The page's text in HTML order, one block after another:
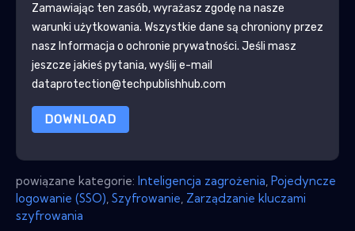
Zamawiając ten zasób, wyrażasz zgodę na nasze
warunki użytkowania. Wszystkie dane są chroniony przez
nasz Informacja o ochronie prywatności. Jeśli masz
jeszcze jakieś pytania, wyślij e-mail
dataprotection@techpublishhub.com
DOWNLOAD
powiązane kategorie: Inteligencja zagrożenia Pojedyncze
logowanie (SSO) Szyfrowanie Zarządzanie kluczami
szyfrowania